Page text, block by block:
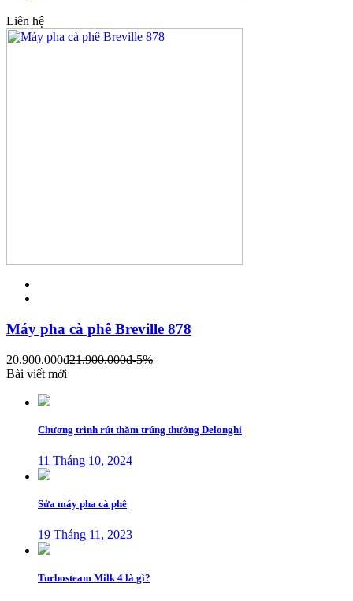
Liên hệ
Máy pha cà phê Breville 878
20.900.000đ21.900.000đ-5%
Bài viết mới
Chương trình rút thăm trúng thưởng Delonghi
11 Tháng 10, 2024
Sửa máy pha cà phê
19 Tháng 11, 2023
Turbosteam Milk 4 là gì?